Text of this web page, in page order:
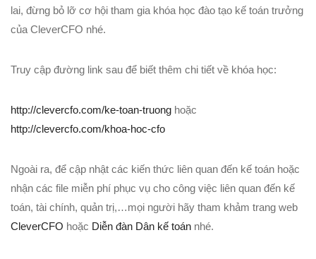
lai, đừng bỏ lỡ cơ hội tham gia khóa học đào tạo kế toán trưởng
của CleverCFO nhé.
Truy cập đường link sau để biết thêm chi tiết về khóa học:
http://clevercfo.com/ke-toan-truong hoặc
http://clevercfo.com/khoa-hoc-cfo
Ngoài ra, để cập nhật các kiến thức liên quan đến kế toán hoặc
nhận các file miễn phí phục vụ cho công việc liên quan đến kế
toán, tài chính, quản trị,…mọi người hãy tham khảm trang web
CleverCFO hoặc Diễn đàn Dân kế toán nhé.